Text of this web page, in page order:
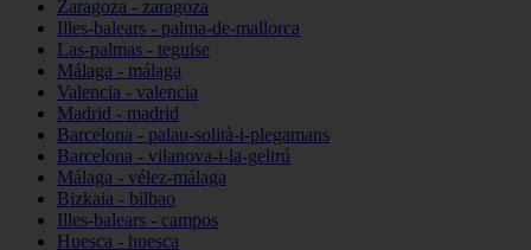
Zaragoza - zaragoza
Illes-balears - palma-de-mallorca
Las-palmas - teguise
Málaga - málaga
Valencia - valencia
Madrid - madrid
Barcelona - palau-solità-i-plegamans
Barcelona - vilanova-i-la-geltrú
Málaga - vélez-málaga
Bizkaia - bilbao
Illes-balears - campos
Huesca - huesca